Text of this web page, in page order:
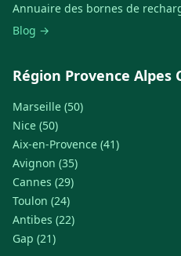
Annuaire des bornes de
Blog →
Région Provence Alpes
Marseille (50)
Nice (50)
Aix-en-Provence (41)
Avignon (35)
Cannes (29)
Toulon (24)
Antibes (22)
Gap (21)